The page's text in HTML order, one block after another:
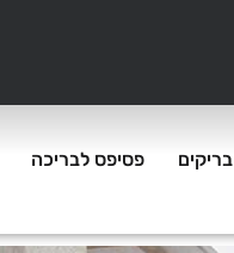
בריקים פסיפס לבריכה